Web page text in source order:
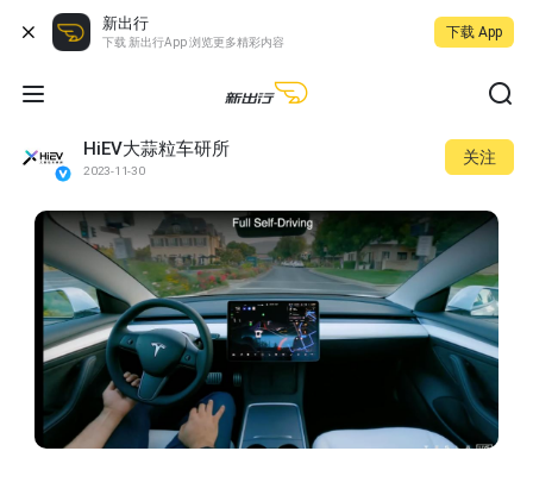
新出行
下载 新出行App 浏览更多精彩内容
下载 App
HiEV大蒜粒车研所
2023-11-30
关注